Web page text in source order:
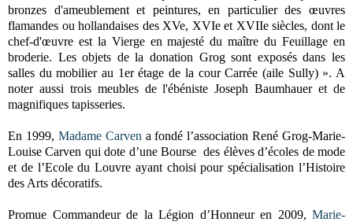
bronzes d'ameublement et peintures, en particulier des œuvres
flamandes ou hollandaises des XVe, XVIe et XVIIe siècles, dont le
chef-d'œuvre est la Vierge en majesté du maître du Feuillage en
broderie. Les objets de la donation Grog sont exposés dans les
salles du mobilier au 1er étage de la cour Carrée (aile Sully) ». A
noter aussi trois meubles de l'ébéniste Joseph Baumhauer et de
magnifiques tapisseries.
En 1999, Madame Carven a fondé l’association René Grog-Marie-
Louise Carven qui dote d’une Bourse des élèves d’écoles de mode
et de l’Ecole du Louvre ayant choisi pour spécialisation l’Histoire
des Arts décoratifs.
Promue Commandeur de la Légion d’Honneur en 2009, Marie-